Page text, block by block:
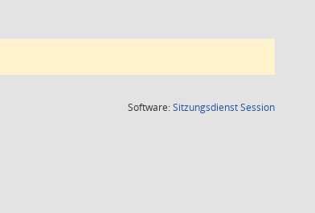
Software:SitzungsdienstSession(Wird in